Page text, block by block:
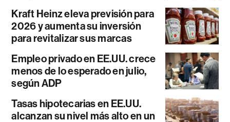
Kraft Heinz eleva previsión para
2026 y aumenta su inversión
para revitalizar sus marcas
Empleo privado en EE.UU. crece
menos de lo esperado en julio,
según ADP
Tasas hipotecarias en EE.UU.
alcanzan su nivel más alto en un